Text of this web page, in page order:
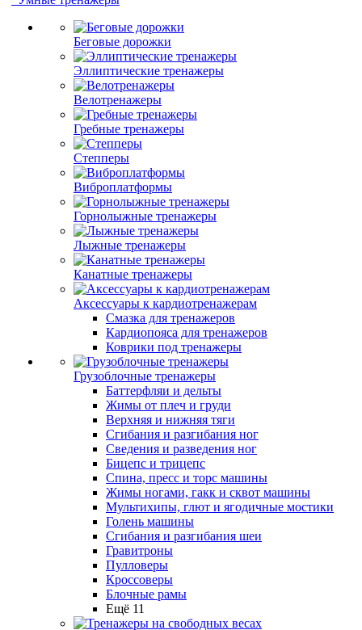
Беговые дорожки
Эллиптические тренажеры
Велотренажеры
Гребные тренажеры
Степперы
Виброплатформы
Горнолыжные тренажеры
Лыжные тренажеры
Канатные тренажеры
Аксессуары к кардиотренажерам
Смазка для тренажеров
Кардиопояса для тренажеров
Коврики под тренажеры
Грузоблочные тренажеры
Баттерфляи и дельты
Жимы от плеч и груди
Верхняя и нижняя тяги
Сгибания и разгибания ног
Сведения и разведения ног
Бицепс и трицепс
Спина, пресс и торс машины
Жимы ногами, гакк и сквот машины
Мультихипы, глют и ягодичные мостики
Голень машины
Сгибания и разгибания шеи
Гравитроны
Пулловеры
Кроссоверы
Блочные рамы
Ещё 11